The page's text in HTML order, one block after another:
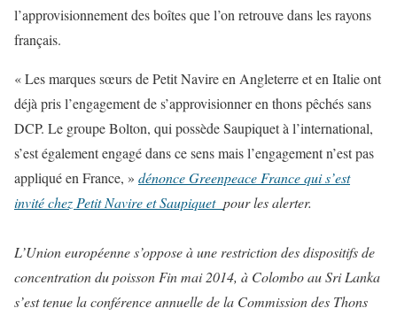
l’approvisionnement des boîtes que l’on retrouve dans les rayons
français.
« Les marques sœurs de Petit Navire en Angleterre et en Italie ont
déjà pris l’engagement de s’approvisionner en thons pêchés sans
DCP. Le groupe Bolton, qui possède Saupiquet à l’international,
s’est également engagé dans ce sens mais l’engagement n’est pas
appliqué en France, » dénonce Greenpeace France qui s’est
invité chez Petit Navire et Saupiquet pour les alerter.
L’Union européenne s’oppose à une restriction des dispositifs de
concentration du poisson Fin mai 2014, à Colombo au Sri Lanka
s’est tenue la conférence annuelle de la Commission des Thons